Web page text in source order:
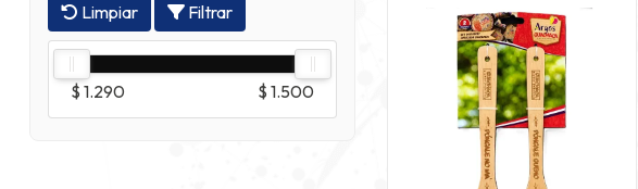
Limpiar Filtrar
$ 1.290 $ 1.500